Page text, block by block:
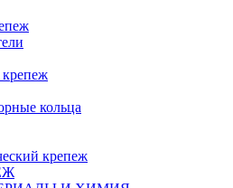
кольца
крепеж